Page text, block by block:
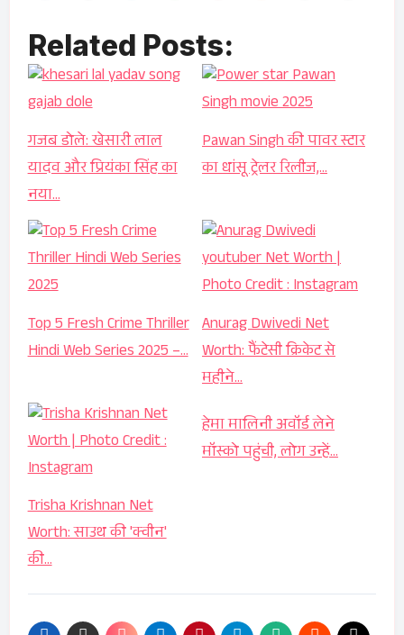
Related Posts:
गजब डोले: खेसारी लाल
यादव और प्रियंका सिंह का
नया…
Pawan Singh की पावर स्टार
का धांसू ट्रेलर रिलीज,…
Top 5 Fresh Crime Thriller
Hindi Web Series 2025 –…
Anurag Dwivedi Net
Worth: फैंटेसी क्रिकेट से
महीने…
Trisha Krishnan Net
Worth: साउथ की 'क्वीन'
की…
हेमा मालिनी अवॉर्ड लेने
मॉस्को पहुंची, लोग उन्हें…